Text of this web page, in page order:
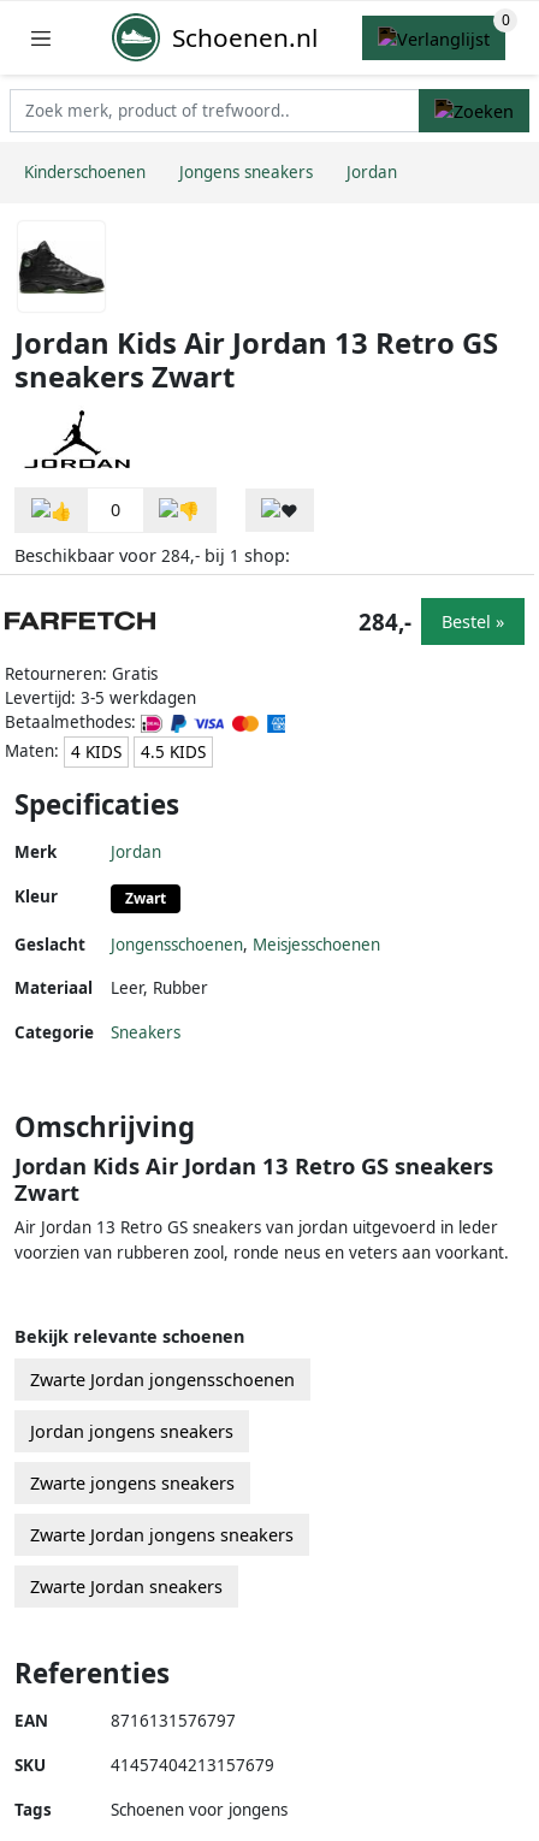
Schoenen.nl
Kinderschoenen Jongens sneakers Jordan
Jordan Kids Air Jordan 13 Retro GS
sneakers Zwart
0
Beschikbaar voor 284,- bij 1 shop:
Retourneren: Gratis
Levertijd: 3-5 werkdagen
Betaalmethodes:
Maten:
4 KIDS 4.5 KIDS
284,- Bestel »
Specificaties
Merk Jordan
Kleur Zwart
Geslacht Jongensschoenen, Meisjesschoenen
Materiaal
Leer, Rubber
Categorie Sneakers
Omschrijving
Jordan Kids Air Jordan 13 Retro GS sneakers
Zwart
Air Jordan 13 Retro GS sneakers van jordan uitgevoerd in leder
voorzien van rubberen zool, ronde neus en veters aan voorkant.
Bekijk relevante schoenen
Zwarte Jordan jongensschoenen
Jordan jongens sneakers
Zwarte jongens sneakers
Zwarte Jordan jongens sneakers
Zwarte Jordan sneakers
Referenties
EAN 8716131576797
SKU 41457404213157679
Tags
Schoenen voor jongens